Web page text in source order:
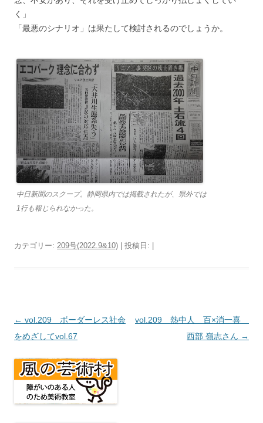
く」
「最悪のシナリオ」は果たして検討されるのでしょうか。
中日新聞のスクープ。静岡県内では掲載されたが、県外では
1行も報じられなかった。
カテゴリー: 209号(2022.9&10) | 投稿日:
投
稿
ビ
ー
← vol.209 ボーダーレス社会
をめざしてvol.67
vol.209 熱中人 百×消一喜
西部 嶺志さん →